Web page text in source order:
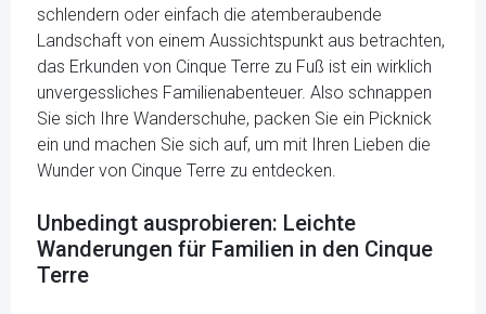
schlendern oder einfach die atemberaubende
Landschaft von einem Aussichtspunkt aus betrachten,
das Erkunden von Cinque Terre zu Fuß ist ein wirklich
unvergessliches Familienabenteuer. Also schnappen
Sie sich Ihre Wanderschuhe, packen Sie ein Picknick
ein und machen Sie sich auf, um mit Ihren Lieben die
Wunder von Cinque Terre zu entdecken.
Unbedingt ausprobieren: Leichte
Wanderungen für Familien in den Cinque
Terre